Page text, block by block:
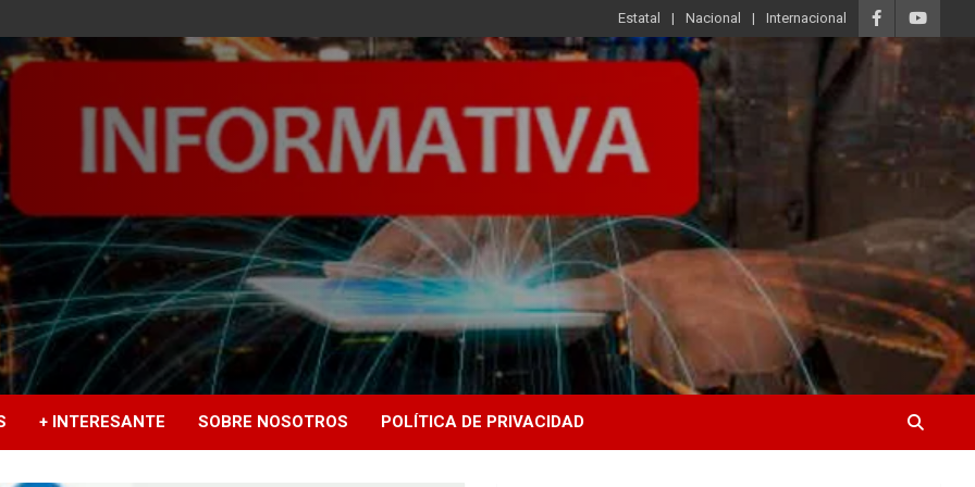
Estatal Nacional Internacional
+ INTERESANTE SOBRE NOSOTROS POLÍTICA DE PRIVACIDAD